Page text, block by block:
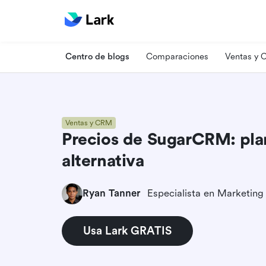
Centro de blogs Comparaciones Ventas y
Ventas y CRM
Precios de SugarCRM:
alternativa
Ryan Tanner
Usa Lark GRATIS